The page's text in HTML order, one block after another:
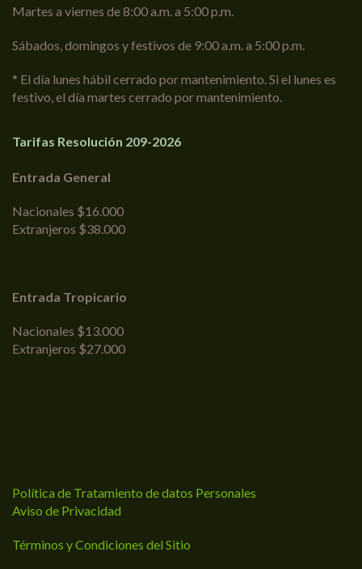
Martes a viernes de 8:00 a.m. a 5:00 p.m.
Sábados, domingos y festivos de 9:00 a.m. a 5:00 p.m.
* El día lunes hábil cerrado por mantenimiento. Si el lunes es
festivo, el día martes cerrado por mantenimiento.
Tarifas Resolución 209-2026
Entrada General
Nacionales $16.000
Extranjeros $38.000
Entrada Tropicario
Nacionales $13.000
Extranjeros $27.000
Política de Tratamiento de datos Personales
Aviso de Privacidad
Términos y Condiciones del Sitio